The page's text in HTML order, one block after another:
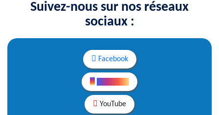
Suivez-nous sur nos réseaux
sociaux :
Facebook
YouTube